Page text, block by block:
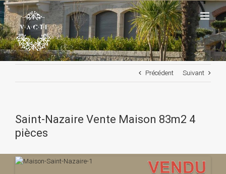
Passer
au
contenu
Précédent Suivant
Saint-Nazaire Vente Maison 83m2 4
pièces